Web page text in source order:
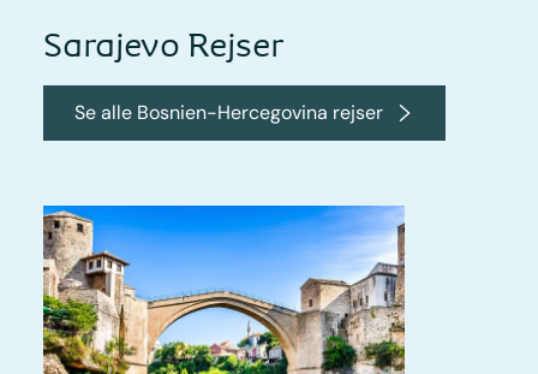
Sarajevo Rejser
Se alle Bosnien-Hercegovina rejser